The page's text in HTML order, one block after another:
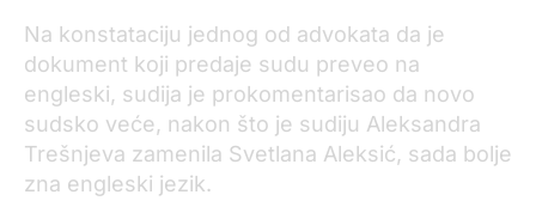
Na konstataciju jednog od advokata da je
dokument koji predaje sudu preveo na
engleski, sudija je prokomentarisao da novo
sudsko veće, nakon što je sudiju Aleksandra
Trešnjeva zamenila Svetlana Aleksić, sada bolje
zna engleski jezik.